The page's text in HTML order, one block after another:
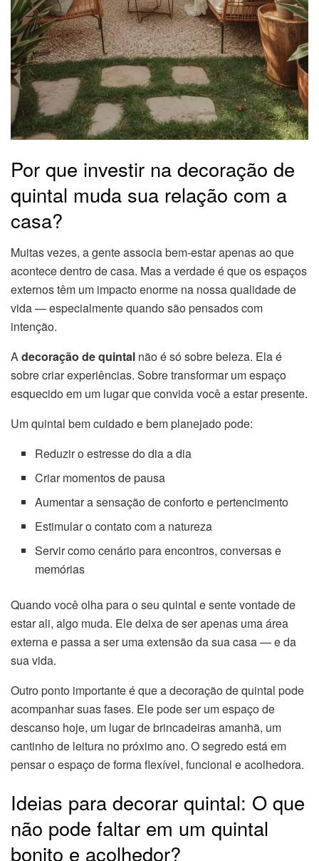
Por que investir na decoração de
quintal muda sua relação com a
casa?
Muitas vezes, a gente associa bem-estar apenas ao que
acontece dentro de casa. Mas a verdade é que os espaços
externos têm um impacto enorme na nossa qualidade de
vida — especialmente quando são pensados com
intenção.
Adecoração de quintal não é só sobre beleza. Ela é
sobre criar experiências. Sobre transformar um espaço
esquecido em um lugar que convida você a estar presente.
Um quintal bem cuidado e bem planejado pode:
Reduzir o estresse do dia a dia
Criar momentos de pausa
Aumentar a sensação de conforto e pertencimento
Estimular o contato com a natureza
Servir como cenário para encontros, conversas e
memórias
Quando você olha para o seu quintal e sente vontade de
estar ali, algo muda. Ele deixa de ser apenas uma área
externa e passa a ser uma extensão da sua casa — e da
sua vida.
Outro ponto importante é que a decoração de quintal pode
acompanhar suas fases. Ele pode ser um espaço de
descanso hoje, um lugar de brincadeiras amanhã, um
cantinho de leitura no próximo ano. O segredo está em
pensar o espaço de forma flexível, funcional e acolhedora.
Ideias para decorar quintal: O que
não pode faltar em um quintal
bonito e acolhedor?